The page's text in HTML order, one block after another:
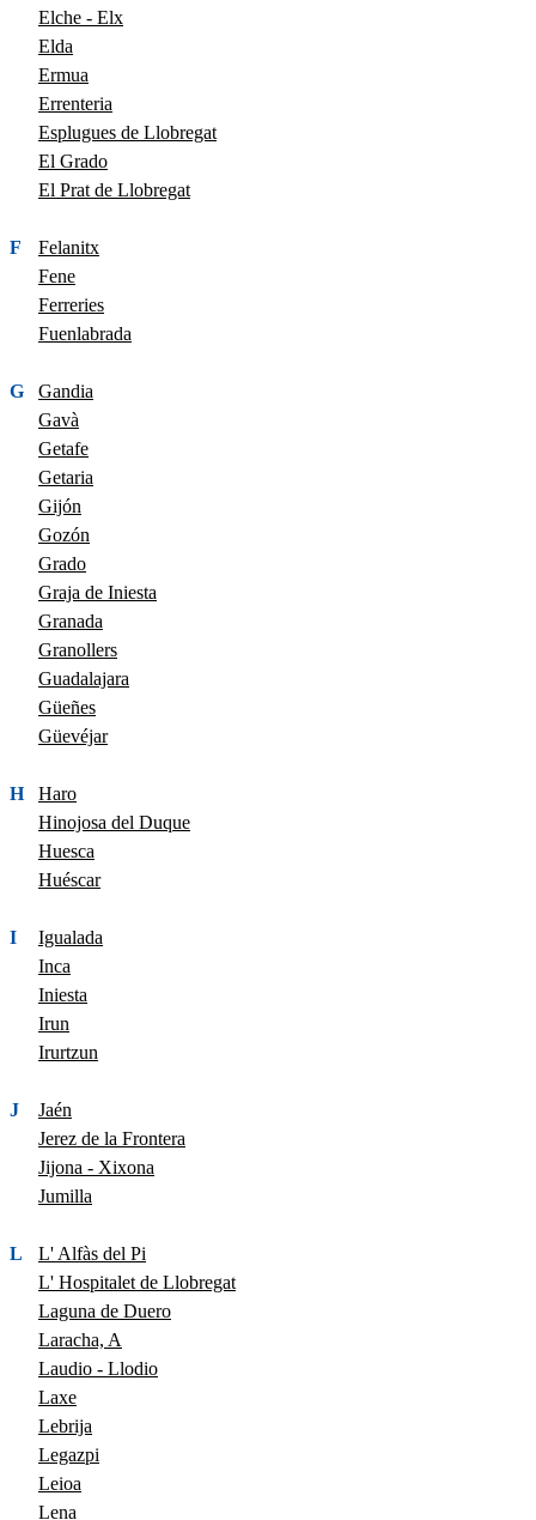
Elche - Elx
Elda
Ermua
Errenteria
Esplugues de Llobregat
El Grado
El Prat de Llobregat
F
Felanitx
Fene
Ferreries
Fuenlabrada
G
Gandia
Gavà
Getafe
Getaria
Gijón
Gozón
Grado
Graja de Iniesta
Granada
Granollers
Guadalajara
Güeñes
Güevéjar
H
Haro
Hinojosa del Duque
Huesca
Huéscar
I
Igualada
Inca
Iniesta
Irun
Irurtzun
J
Jaén
Jerez de la Frontera
Jijona - Xixona
Jumilla
L
L' Alfàs del Pi
L' Hospitalet de Llobregat
Laguna de Duero
Laracha, A
Laudio - Llodio
Laxe
Lebrija
Legazpi
Leioa
Lena